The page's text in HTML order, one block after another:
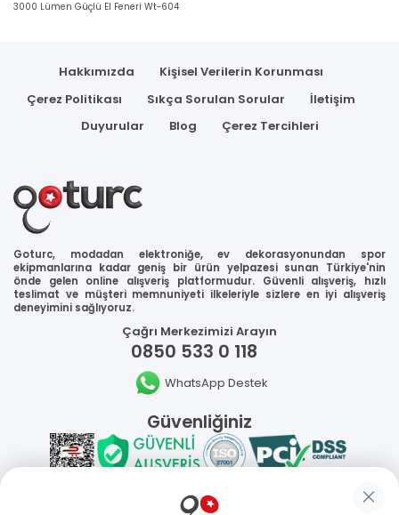
3000 Lümen Güçlü El Feneri Wt-604
Hakkımızda
Kişisel Verilerin Korunması
Çerez Politikası
Sıkça Sorulan Sorular
İletişim
Duyurular
Blog Çerez Tercihleri
Goturc, modadan elektroniğe, ev dekorasyonundan spor
ekipmanlarına kadar geniş bir ürün yelpazesi sunan Türkiye'nin
önde gelen online alışveriş platformudur. Güvenli alışveriş, hızlı
teslimat ve müşteri memnuniyeti ilkeleriyle sizlere en iyi alışveriş
deneyimini sağlıyoruz.
Çağrı Merkezimizi Arayın
0850 533 0 118
WhatsApp Destek
Güvenliğiniz
Sosyal Medya